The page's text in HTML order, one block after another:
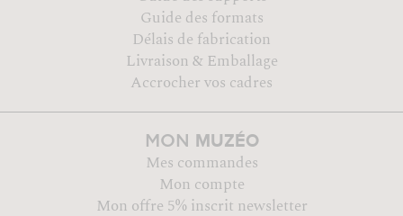
Guide des formats
Délais de fabrication
Livraison & Emballage
Accrocher vos cadres
MON MUZÉO
Mes commandes
Mon compte
Mon offre 5% inscrit newsletter